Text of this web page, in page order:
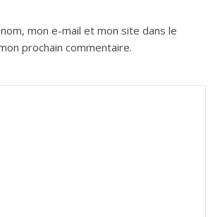
mon e-mail et mon site dans le
prochain commentaire.